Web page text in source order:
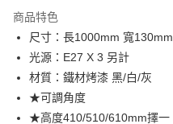
街口支付
悠遊付
Google Pay
商品特色
尺寸：長1000mm 寬
光源：E27 X 3 另計
材質：鐵材烤漆 黑/白/灰
★可調角度
★高度410/510/610mm擇一